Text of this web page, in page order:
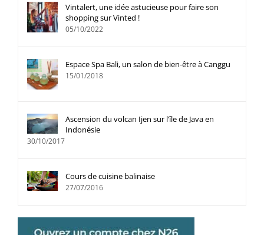
Vintalert, une idée astucieuse pour faire son
shopping sur Vinted !
05/10/2022
Espace Spa Bali, un salon de bien-être à Canggu
15/01/2018
Ascension du volcan Ijen sur l’île de Java en
Indonésie
30/10/2017
Cours de cuisine balinaise
27/07/2016